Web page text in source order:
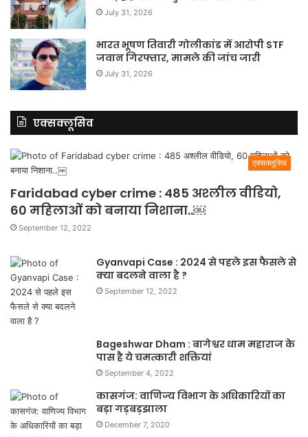
July 31, 2026
भारत भूषण तिवारी गोलीकांड में आरोपी STF
जवान गिरफ्तार, मामले की जांच जारी
July 31, 2026
एक्सक्लूसिव
एक्सक्लूसिव
Faridabad cyber crime : 485 अश्लील वीडियो,
60 महिलाओं को बनाया निशाना..￼
September 12, 2022
Gyanvapi Case : 2024 से पहले इस फैसले से
क्या बदलने वाला है ?
September 12, 2022
Bageshwar Dham : बागेश्वर धाम महाराज के
पास है ये चमत्कारी शक्तियां
September 4, 2022
कासगंज: वाणिज्य विभाग के अधिकारियों का
बड़ा गड़बड़झाला
December 7, 2020